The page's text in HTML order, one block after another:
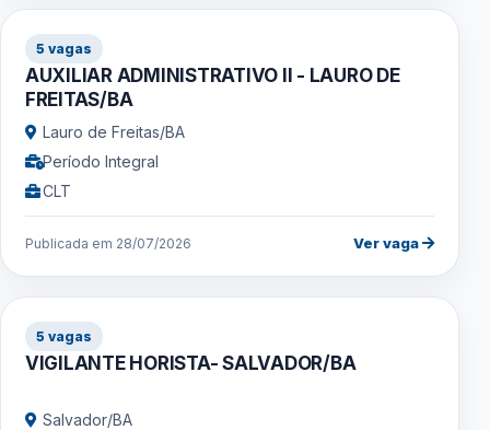
5 vagas
AUXILIAR ADMINISTRATIVO II - LAURO DE
FREITAS/BA
Lauro de Freitas/BA
Período Integral
CLT
Publicada em 28/07/2026 Ver vaga
5 vagas
VIGILANTE HORISTA- SALVADOR/BA
Salvador/BA